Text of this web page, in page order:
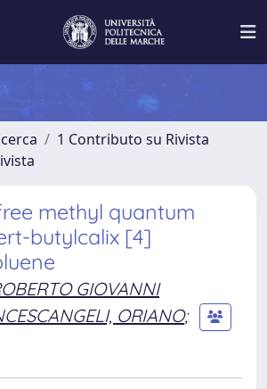
1 Contributo su Rivista
methyl quantum
butylcalix [4]
GIOVANNI
ORIANO;